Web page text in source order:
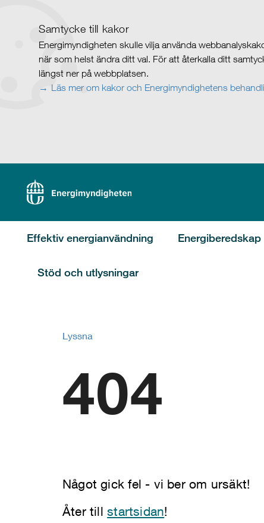
Samtycke till kakor
Energimyndigheten skulle vilja använda
när som helst ändra ditt val. För att återkalla ditt
längst ner på webbplatsen.
Läs mer om kakor och Energimyndighetens
Effektiv energianvändning Energiberedskap
Stöd och utlysningar
Lyssna
404
Något gick fel - vi ber om ursäkt!
Åter tillstartsidan!